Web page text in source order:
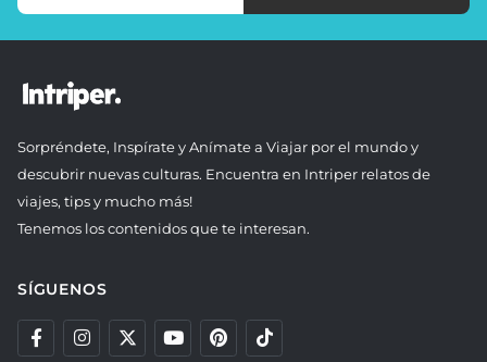
Sorpréndete, Inspírate y Anímate a Viajar por el mundo y
descubrir nuevas culturas. Encuentra en Intriper relatos de
viajes, tips y mucho más!
Tenemos los contenidos que te interesan.
SÍGUENOS